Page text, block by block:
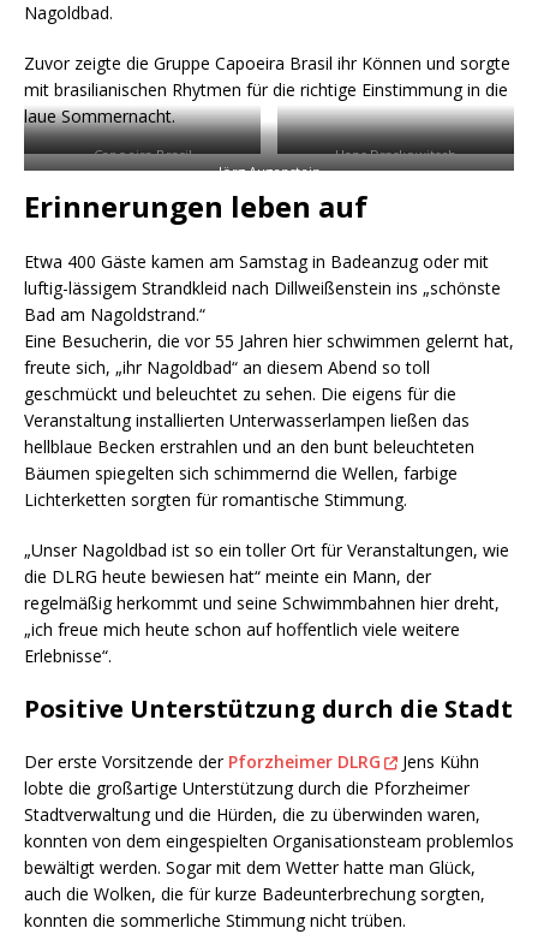
Nagoldbad.
Zuvor zeigte die Gruppe Capoeira Brasil ihr Können und sorgte
mit brasilianischen Rhytmen für die richtige Einstimmung in die
laue Sommernacht.
Capoeira Brasil
Hans Draskowitsch
Jörg Augenstein
Erinnerungen leben auf
Etwa 400 Gäste kamen am Samstag in Badeanzug oder mit
luftig-lässigem Strandkleid nach Dillweißenstein ins „schönste
Bad am Nagoldstrand.“
Eine Besucherin, die vor 55 Jahren hier schwimmen gelernt hat,
freute sich, „ihr Nagoldbad“ an diesem Abend so toll
geschmückt und beleuchtet zu sehen. Die eigens für die
Veranstaltung installierten Unterwasserlampen ließen das
hellblaue Becken erstrahlen und an den bunt beleuchteten
Bäumen spiegelten sich schimmernd die Wellen, farbige
Lichterketten sorgten für romantische Stimmung.
„Unser Nagoldbad ist so ein toller Ort für Veranstaltungen, wie
die DLRG heute bewiesen hat“ meinte ein Mann, der
regelmäßig herkommt und seine Schwimmbahnen hier dreht,
„ich freue mich heute schon auf hoffentlich viele weitere
Erlebnisse“.
Positive Unterstützung durch die Stadt
Der erste Vorsitzende der Pforzheimer DLRG
Jens Kühn
lobte die großartige Unterstützung durch die Pforzheimer
Stadtverwaltung und die Hürden, die zu überwinden waren,
konnten von dem eingespielten Organisationsteam problemlos
bewältigt werden. Sogar mit dem Wetter hatte man Glück,
auch die Wolken, die für kurze Badeunterbrechung sorgten,
konnten die sommerliche Stimmung nicht trüben.